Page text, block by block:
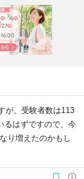
が、受験者数は113
るはずですので、今
り増えたのかもし